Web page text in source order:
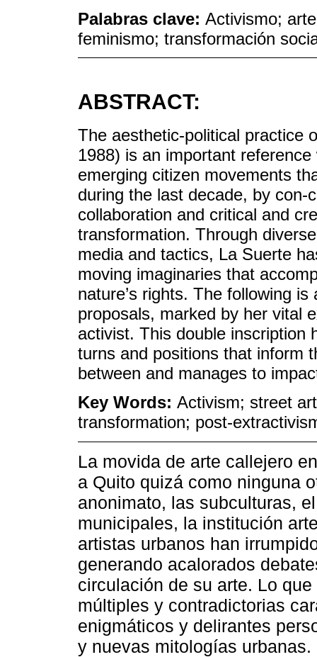
Palabras clave: Activismo;
feminismo; transformación
ABSTRACT:
The aesthetic-political practice
1988) is an important
emerging citizen movements
during the last decade, by con-
collaboration and critical and
transformation. Through
media and tactics, La Suerte
moving imaginaries that
nature’s rights. The following
proposals, marked by her vital
activist. This double inscription
turns and positions that inform
between and manages to
Key Words: Activism; street
transformation; post-
La movida de arte callejero
a Quito quizá como ninguna
anonimato, las subculturas,
municipales, la institución
artistas urbanos han
generando acalorados
circulación de su arte. Lo
múltiples y contradictorias
enigmáticos y delirantes
y nuevas mitologías urbanas.